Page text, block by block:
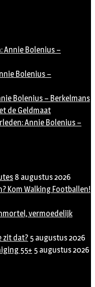
Annie Bolenius –
Bolenius –
Bolenius – Berkelmans
de Geldmaat
Annie Bolenius –
8 augustus 2026
Kom Walking Footballen!
vermoedelijk
zit dat? 5 augustus 2026
55+ 5 augustus 2026